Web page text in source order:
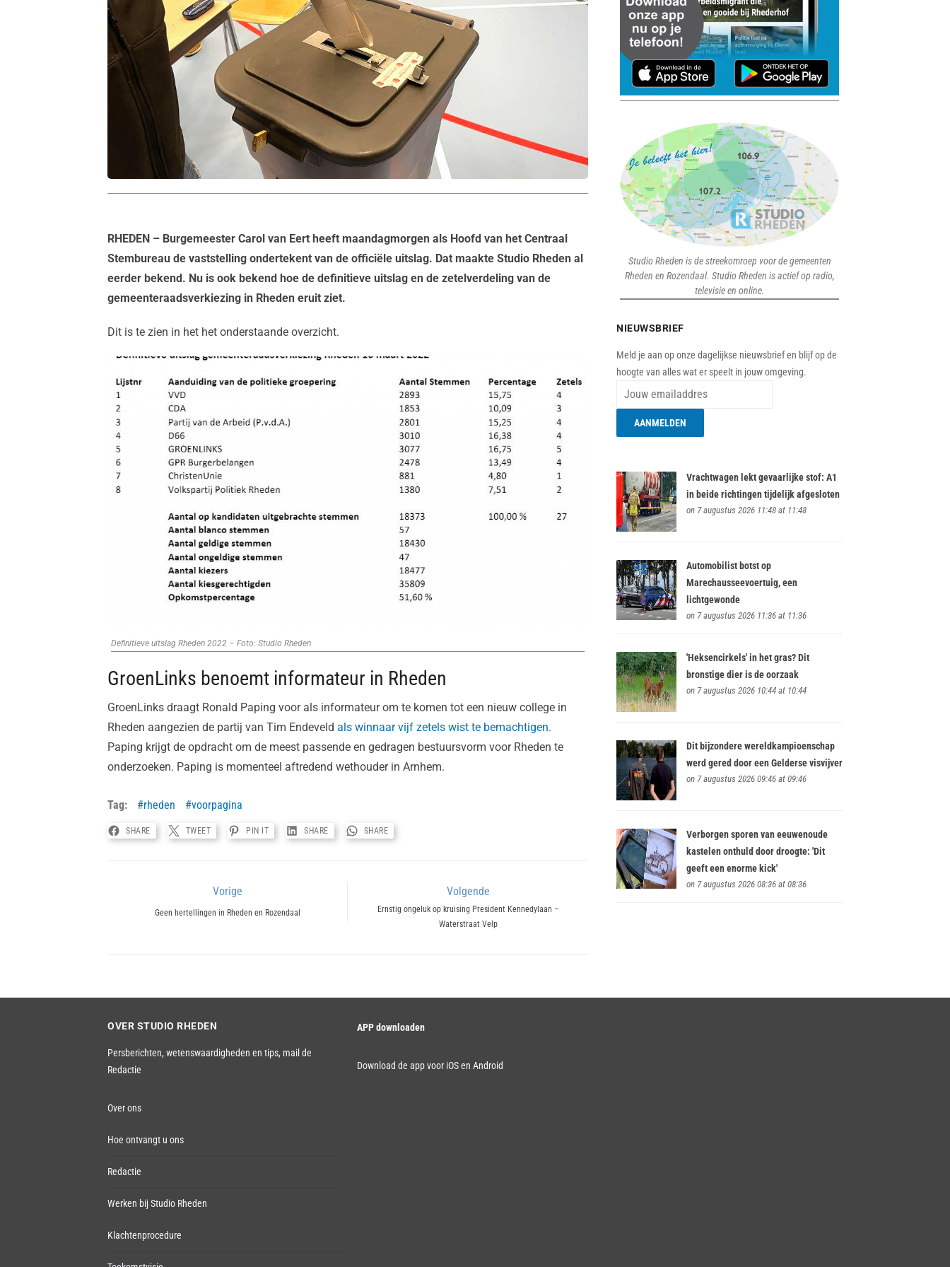
RHEDEN – Burgemeester Carol van Eert heeft maandagmorgen als Hoofd van het Centraal
Stembureau de vaststelling ondertekent van de officiële uitslag. Dat maakte Studio Rheden al
eerder bekend. Nu is ook bekend hoe de definitieve uitslag en de zetelverdeling van de
gemeenteraadsverkiezing in Rheden eruit ziet.
Dit is te zien in het het onderstaande overzicht.
Definitieve uitslag Rheden 2022 – Foto: Studio Rheden
GroenLinks benoemt informateur in Rheden
GroenLinks draagt Ronald Paping voor als informateur om te komen tot een nieuw college in
Rheden aangezien de partij van Tim Endeveld als winnaar vijf zetels wist te bemachtigen.
Paping krijgt de opdracht om de meest passende en gedragen bestuursvorm voor Rheden te
onderzoeken. Paping is momenteel aftredend wethouder in Arnhem.
Tag: rheden voorpagina
SHARE TWEET PIN IT SHARE SHARE
navigatie
Vorige
Previous
Geen hertellingen in Rheden en Rozendaal
Volgende
Next
Ernstig ongeluk op kruising President Kennedylaan –
Waterstraat Velp
Studio Rheden is de streekomroep voor de gemeenten
Rheden en Rozendaal. Studio Rheden is actief op radio,
televisie en online.
NIEUWSBRIEF
Meld je aan op onze dagelijkse nieuwsbrief en blijf op de
hoogte van alles wat er speelt in jouw omgeving.
Vrachtwagen lekt gevaarlijke stof: A1
in beide richtingen tijdelijk afgesloten
on 7 augustus 2026 11:48 at 11:48
Automobilist botst op
Marechausseevoertuig, een
lichtgewonde
on 7 augustus 2026 11:36 at 11:36
'Heksencirkels' in het gras? Dit
bronstige dier is de oorzaak
on 7 augustus 2026 10:44 at 10:44
Dit bijzondere wereldkampioenschap
werd gered door een Gelderse visvijver
on 7 augustus 2026 09:46 at 09:46
Verborgen sporen van eeuwenoude
kastelen onthuld door droogte: 'Dit
geeft een enorme kick'
on 7 augustus 2026 08:36 at 08:36
OVER STUDIO RHEDEN
Persberichten, wetenswaardigheden en tips, mail de
Redactie
Over ons
Hoe ontvangt u ons
Redactie
Werken bij Studio Rheden
Klachtenprocedure
APP downloaden
Download de app voor iOS en Android